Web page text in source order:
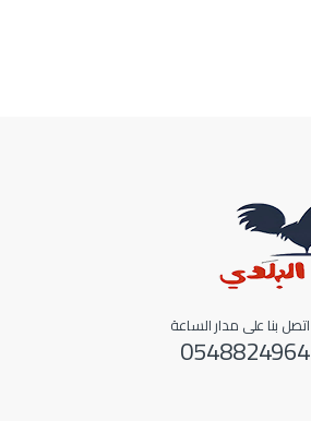
اتصل بنا على مدار الساعة
0548824964